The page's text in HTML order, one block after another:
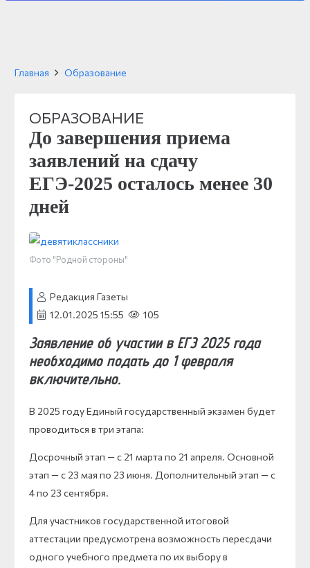
Главная Образование
ОБРАЗОВАНИЕ
До завершения приема
заявлений на сдачу
ЕГЭ-2025 осталось менее 30
дней
Фото "Родной стороны"
Редакция Газеты
12.01.2025 15:55
105
Заявление об участии в ЕГЭ 2025 года
необходимо подать до 1 февраля
включительно.
В 2025 году Единый государственный экзамен будет
проводиться в три этапа:
Досрочный этап — с 21 марта по 21 апреля. Основной
этап — с 23 мая по 23 июня. Дополнительный этап — с
4 по 23 сентября.
Для участников государственной итоговой
аттестации предусмотрена возможность пересдачи
одного учебного предмета по их выбору в